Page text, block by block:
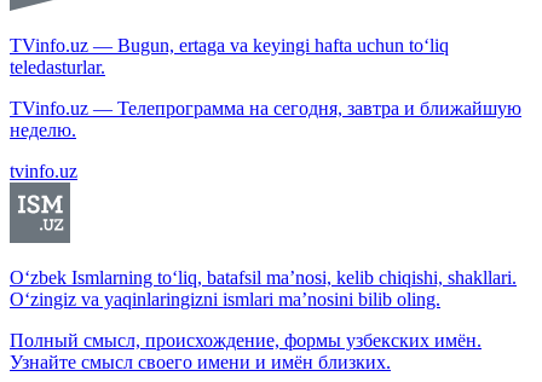
TVinfo.uz — Bugun, ertaga va keyingi hafta uchun to‘liq
teledasturlar.
TVinfo.uz — Телепрограмма на сегодня, завтра и ближайшую
неделю.
tvinfo.uz
O‘zbek Ismlarning to‘liq, batafsil ma’nosi, kelib chiqishi, shakllari.
O‘zingiz va yaqinlaringizni ismlari ma’nosini bilib oling.
Полный смысл, происхождение, формы узбекских имён.
Узнайте смысл своего имени и имён близких.